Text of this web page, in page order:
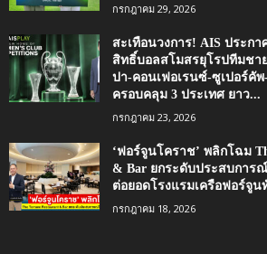
กรกฎาคม 29, 2026
สะเทือนวงการ! AIS ประก
สิทธิ์บอลสโมสรยุโรปทีมชา
ปา-คอนเฟอเรนซ์-ซูเปอร์คัพ
ครอบคลุม 3 ประเทศ ยาว...
กรกฎาคม 23, 2026
‘ฟอร์จูนโคราช’ พลิกโฉม
& Bar ยกระดับประสบการ
ต่อยอดโรงแรมเครือฟอร์จูน
กรกฎาคม 18, 2026